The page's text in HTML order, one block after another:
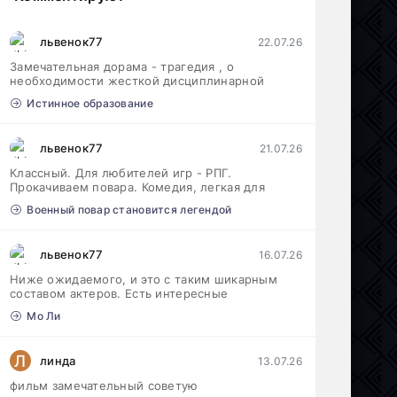
львенок77 22.07.26
Замечательная дорама - трагедия , о
необходимости жесткой дисциплинарной
Истинное образование
львенок77 21.07.26
Классный. Для любителей игр - РПГ.
Прокачиваем повара. Комедия, легкая для
Военный повар становится легендой
львенок77 16.07.26
Ниже ожидаемого, и это с таким шикарным
составом актеров. Есть интересные
Мо Ли
Л линда 13.07.26
фильм замечательный советую